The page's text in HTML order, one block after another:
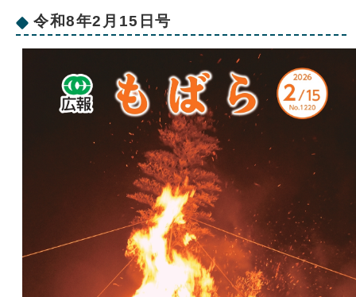
令和8年2月15日号